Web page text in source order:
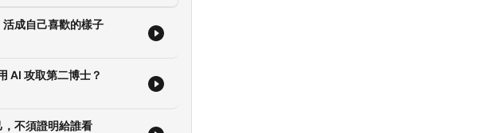
前哨站」
contact/
成自己喜歡的樣子
AI 攻取第二博士？
不須證明給誰看